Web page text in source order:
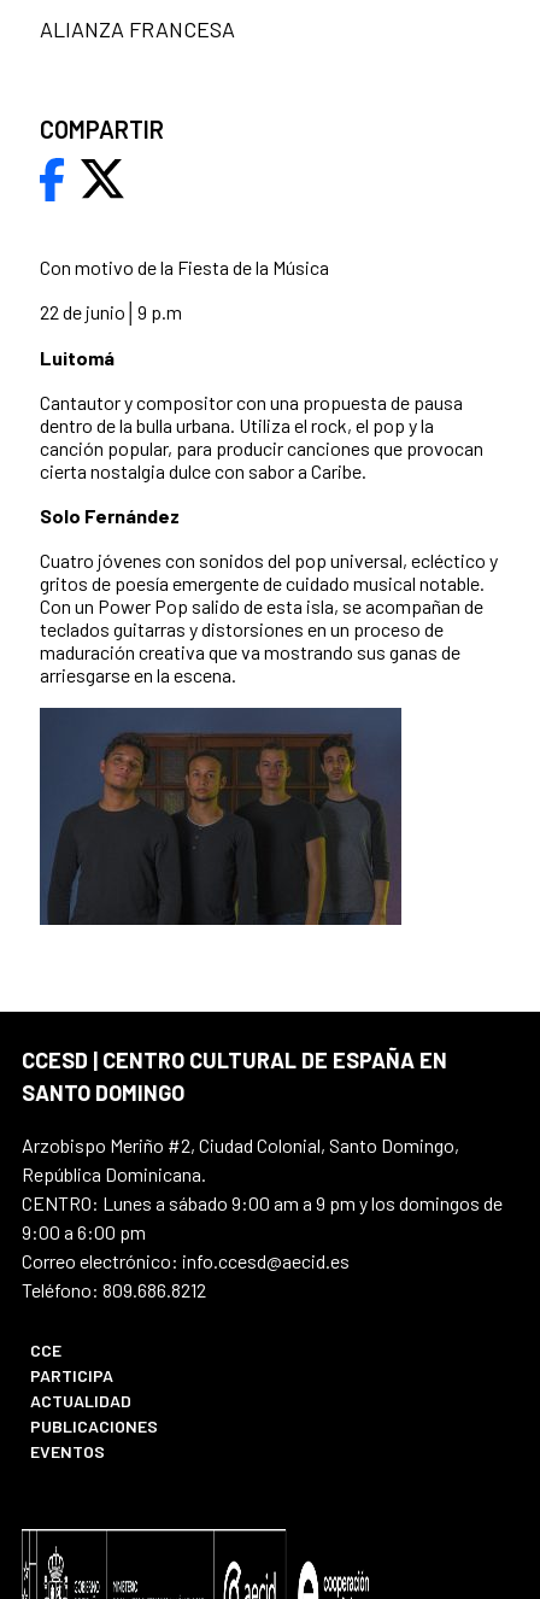
Con motivo de la Fiesta de la Música
22 de junio│9 p.m
Luitomá
Cantautor y compositor con una propuesta de pausa
dentro de la bulla urbana. Utiliza el rock, el pop y la
canción popular, para producir canciones que provocan
cierta nostalgia dulce con sabor a Caribe.
Solo Fernández
Cuatro jóvenes con sonidos del pop universal, ecléctico y
gritos de poesía emergente de cuidado musical notable.
Con un Power Pop salido de esta isla, se acompañan de
teclados guitarras y distorsiones en un proceso de
maduración creativa que va mostrando sus ganas de
arriesgarse en la escena.
ALIANZA FRANCESA
COMPARTIR
CCESD | CENTRO CULTURAL DE ESPAÑA EN
SANTO DOMINGO
Arzobispo Meriño #2, Ciudad Colonial, Santo Domingo,
República Dominicana.
CENTRO: Lunes a sábado 9:00 am a 9 pm y los domingos de
9:00 a 6:00 pm
Correo electrónico: info.ccesd@aecid.es
Teléfono: 809.686.8212
CCE
PARTICIPA
ACTUALIDAD
PUBLICACIONES
EVENTOS